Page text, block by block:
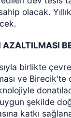
olacak.
AZALTILMASI
birlikte
ve
şekilde
katkı